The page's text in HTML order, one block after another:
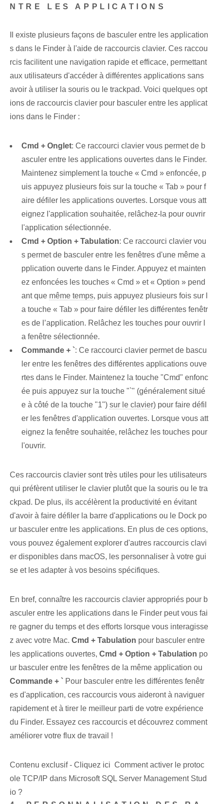
NTRE LES APPLICATIONS
Il existe plusieurs façons de basculer entre les application
s dans le Finder⁤ à l'aide de raccourcis clavier. Ces raccou
rcis facilitent une navigation rapide et efficace, permettant
aux utilisateurs d'accéder à différentes applications sans
avoir à utiliser la souris ou le trackpad. Voici quelques opt
ions de raccourcis clavier pour basculer entre les applicat
ions dans le Finder :
Cmd +‍ Onglet: Ce raccourci clavier vous permet de b
asculer entre les applications ouvertes dans le Finder.
Maintenez simplement la touche « Cmd » enfoncée, p
uis appuyez plusieurs fois sur la touche « Tab » pour f
aire défiler les applications ouvertes. Lorsque vous att
eignez l'application souhaitée, relâchez-la pour ouvrir
l'application sélectionnée.
Cmd + Option + Tabulation: Ce raccourci clavier vou
s permet de basculer entre les fenêtres d'une même a
pplication ouverte dans le Finder. Appuyez et mainten
ez enfoncées les touches⁢ « Cmd » et « Option » pend
ant que même temps, puis appuyez plusieurs fois sur l
a touche « Tab » pour faire défiler les différentes fenêtr
es de l’application. Relâchez les ‌touches⁤ pour⁤ ouvrir l
a fenêtre sélectionnée.
Commande + `: Ce raccourci clavier permet de bascu
ler entre les fenêtres des différentes applications ouve
rtes dans le Finder. Maintenez la touche "Cmd" enfonc
ée puis appuyez sur la touche "`" (généralement situé
e à côté de la touche "1") sur le clavier) pour faire défil
er les fenêtres d'application ouvertes. Lorsque vous att
eignez la fenêtre souhaitée, relâchez les touches pour
l'ouvrir.
Ces raccourcis clavier sont très utiles pour les utilisateurs
qui préfèrent utiliser le clavier plutôt que la souris ou le tra
ckpad. De plus, ils accélèrent la productivité en ⁢évitant⁣
d'avoir à faire défiler la barre d'applications ou le Dock ⁣po
ur basculer entre les applications. En plus de ces options,
vous pouvez également explorer d'autres raccourcis clavi
er disponibles dans macOS, les personnaliser à votre gui
se et les adapter à vos besoins spécifiques.
En bref, connaître les raccourcis clavier appropriés pour b
asculer entre les applications dans le Finder peut vous fai
re gagner du temps et des efforts lorsque vous interagisse
z avec votre Mac. Cmd⁣ + Tabulation pour basculer entre
les ⁢applications⁤ ouvertes, Cmd + Option + Tabulation po
ur basculer entre les fenêtres‍ de la même application⁤ ou‌
Commande + ` Pour basculer entre les différentes fenêtr
es d'application, ces raccourcis vous aideront à naviguer
rapidement et à tirer le meilleur parti de votre expérience
du Finder. Essayez ces raccourcis et découvrez⁢ comment
améliorer votre flux de travail !
Contenu exclusif - Cliquez ici Comment activer le protoc
ole TCP/IP dans Microsoft SQL Server Management Stud
io ?